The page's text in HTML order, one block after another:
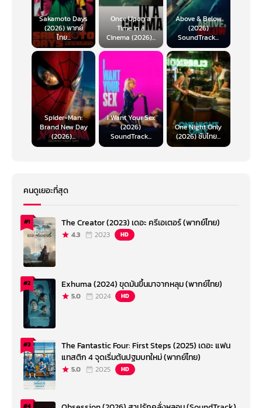
Sakamoto Days
(2026) พากย์
ไทย...
Once Upon a
Time in a
Cinema (2026)...
Above & Below
(2026)
SoundTrack...
Spider-Man:
Brand New Day
(2026)...
I Want Your Sex
(2026)
SoundTrack...
One Night Only
(2026) ซับไทย...
คนดูเยอะที่สุด
#1 The Creator (2023) เดอะ ครีเอเตอร์ (พากย์ไทย)
4.3 2023 HD
#2 Exhuma (2024) ขุดมันขึ้นมาจากหลุม (พากย์ไทย)
5.0 2024 HD
#3
The Fantastic Four: First Steps (2025) เดอะ แฟน
แทสติก 4 จุดเริ่มต้นปฐมบทใหม่ (พากย์ไทย)
5.0 2025 HD
#4